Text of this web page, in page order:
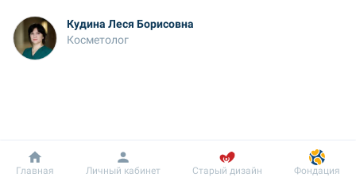
Кудина Леся Борисовна
Косметолог
Добробут Информация Пациенту
Главная Личный кабинет Старый дизайн Фондация